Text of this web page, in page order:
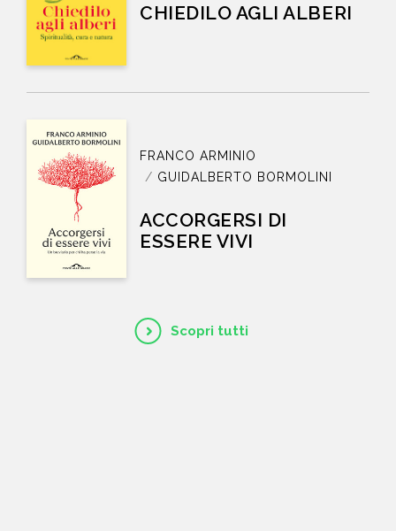
Scopri tutti
CHIEDILO AGLI ALBERI
FRANCO ARMINIO
GUIDALBERTO BORMOLINI
ACCORGERSI DI
ESSERE VIVI